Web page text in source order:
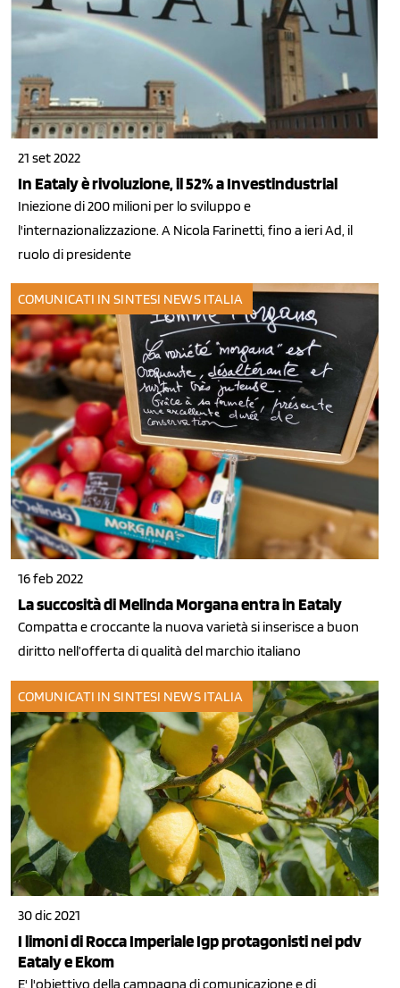
21 set 2022
In Eataly è rivoluzione, il 52% a Investindustrial
Iniezione di 200 milioni per lo sviluppo e
l'internazionalizzazione. A Nicola Farinetti, fino a ieri Ad, il
ruolo di presidente
COMUNICATI IN SINTESI NEWS ITALIA
16 feb 2022
La succosità di Melinda Morgana entra in Eataly
Compatta e croccante la nuova varietà si inserisce a buon
diritto nell’offerta di qualità del marchio italiano
COMUNICATI IN SINTESI NEWS ITALIA
30 dic 2021
I limoni di Rocca Imperiale Igp protagonisti nei pdv
Eataly e Ekom
E' l'obiettivo della campagna di comunicazione e di